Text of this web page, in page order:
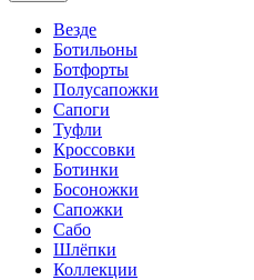
Везде
Ботильоны
Ботфорты
Полусапожки
Сапоги
Туфли
Кроссовки
Ботинки
Босоножки
Сапожки
Сабо
Шлёпки
Коллекции